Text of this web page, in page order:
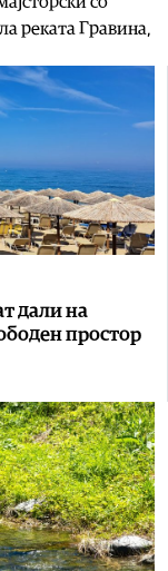
реката Гравина,
дали на
простор